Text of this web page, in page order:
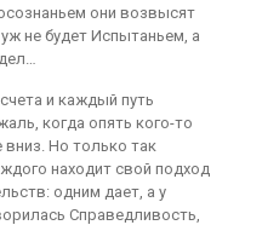
они возвысят
не будет Испытаньем, а
и каждый путь
когда опять кого-то
вниз. Но только так
находит свой подход
одним дает, а у
Справедливость,